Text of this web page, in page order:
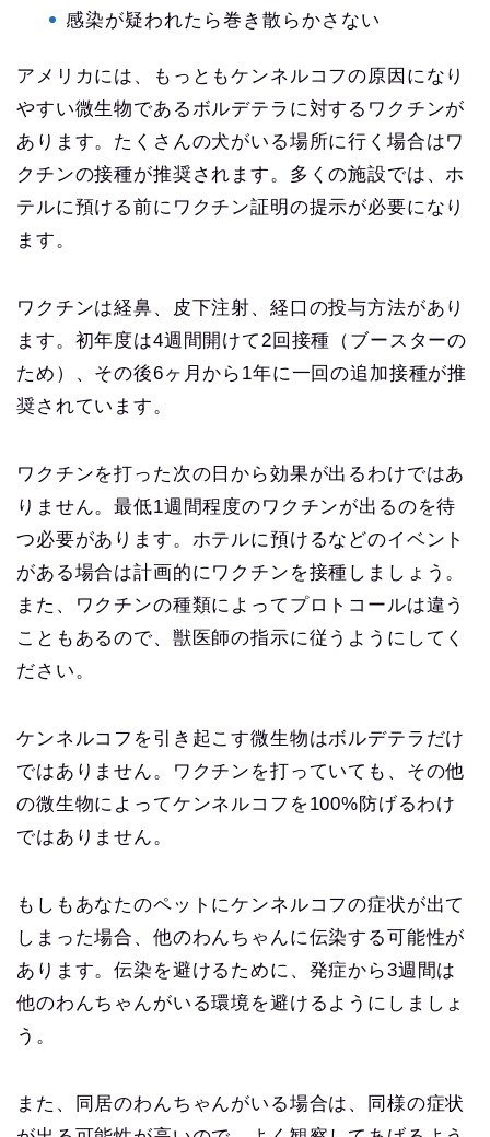
感染が疑われたら巻き散らかさない
アメリカには、もっともケンネルコフの原因になり
やすい微生物であるボルデテラに対するワクチンが
あります。たくさんの犬がいる場所に行く場合はワ
クチンの接種が推奨されます。多くの施設では、ホ
テルに預ける前にワクチン証明の提示が必要になり
ます。
ワクチンは経鼻、皮下注射、経口の投与方法があり
ます。初年度は4週間開けて2回接種（ブースターの
ため）、その後6ヶ月から1年に一回の追加接種が推
奨されています。
ワクチンを打った次の日から効果が出るわけではあ
りません。最低1週間程度のワクチンが出るのを待
つ必要があります。ホテルに預けるなどのイベント
がある場合は計画的にワクチンを接種しましょう。
また、ワクチンの種類によってプロトコールは違う
こともあるので、獣医師の指示に従うようにしてく
ださい。
ケンネルコフを引き起こす微生物はボルデテラだけ
ではありません。ワクチンを打っていても、その他
の微生物によってケンネルコフを100%防げるわけ
ではありません。
もしもあなたのペットにケンネルコフの症状が出て
しまった場合、他のわんちゃんに伝染する可能性が
あります。伝染を避けるために、発症から3週間は
他のわんちゃんがいる環境を避けるようにしましょ
う。
また、同居のわんちゃんがいる場合は、同様の症状